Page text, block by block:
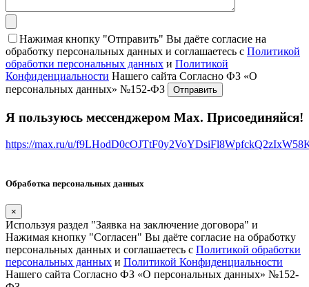
Нажимая кнопку "Отправить" Вы даёте согласие на
обработку персональных данных и соглашаетесь с Политикой
обработки персональных данных и Политикой
Конфиденциальности Нашего сайта Согласно ФЗ «О
персональных данных» №152-ФЗ
Я пользуюсь мессенджером Max. Присоединяйся!
https://max.ru/u/
Обработка персональных данных
×
Используя раздел "Заявка на заключение договора" и
Нажимая кнопку "Согласен" Вы даёте согласие на обработку
персональных данных и соглашаетесь с Политикой обработки
персональных данных и Политикой Конфиденциальности
Нашего сайта Согласно ФЗ «О персональных данных» №152-